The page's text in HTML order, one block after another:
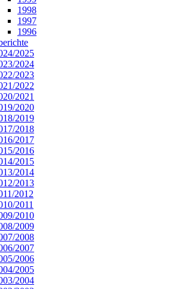
1998
1997
1996
2025
2024
2023
2022
2021
2020
2019
2018
2017
2016
2015
2014
2013
2012
2011
2010
2009
2008
2007
2006
2005
2004